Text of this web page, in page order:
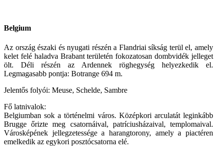
Belgium
Az ország északi és nyugati részén a Flandriai síkság terül el, amely
kelet felé haladva Brabant területén fokozatosan dombvidék jelleget
ölt. Déli részén az Ardennek röghegység helyezkedik el.
Legmagasabb pontja: Botrange 694 m.
Jelentős folyói: Meuse, Schelde, Sambre
Fő latnivalok:
Belgiumban sok a történelmi város. Középkori arculatát leginkább
Brugge őrizte meg csatornáival, patríciusházaival, templomaival.
Városképének jellegzetessége a harangtorony, amely a piactéren
emelkedik az egykori posztócsatorna elé.